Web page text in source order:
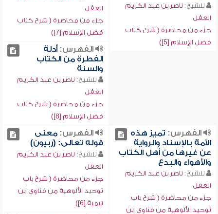
للشيخ: ناصر بن عبد الكريم
العقل
جزء من محاضرة ( شرح كتاب
فضل الإسلام [5])
العقل
جزء من محاضرة ( شرح كتاب
فضل الإسلام [7])
الفهرس:أدلة
الفطرة من الكتاب
والسنة
للشيخ: ناصر بن عبد الكريم
العقل
جزء من محاضرة ( شرح كتاب
فضل الإسلام [8])
الفهرس: تميز هذه
الأمة بالإسناد والرواية
عن غيرها من أهل الكتاب
والأهواء والبدع
للشيخ: ناصر بن عبد الكريم
العقل
جزء من محاضرة ( شرح باب
توحيد الألوهية من فتاوى ابن
الفهرس:معنى
قوله تعالى: (ربيون)
للشيخ: ناصر بن عبد الكريم
العقل
جزء من محاضرة ( شرح باب
توحيد الألوهية من فتاوى ابن
تيمية [6])